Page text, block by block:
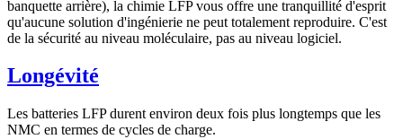
banquette arrière), la chimie LFP vous offre une tranquillité d'esprit
qu'aucune solution d'ingénierie ne peut totalement reproduire. C'est
de la sécurité au niveau moléculaire, pas au niveau logiciel.
Longévité
Les batteries LFP durent environ deux fois plus longtemps que les
NMC en termes de cycles de charge.